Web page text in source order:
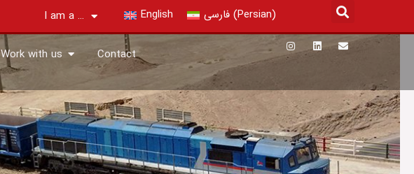
I am a … English فارسی (Persian)
Work with us OPEN WORK WITH US
Contact